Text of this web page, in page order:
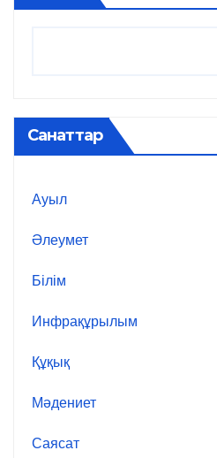
Санаттар
Ауыл
Әлеумет
Білім
Инфрақұрылым
Құқық
Мәдениет
Саясат